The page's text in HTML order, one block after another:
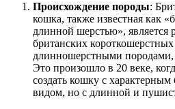
Происхождение породы:
кошка, также известная как
длинной шерстью», является
британских
длинношерстными породами,
Это произошло в 20 веке,
создать кошку с
видом, но с длинной и